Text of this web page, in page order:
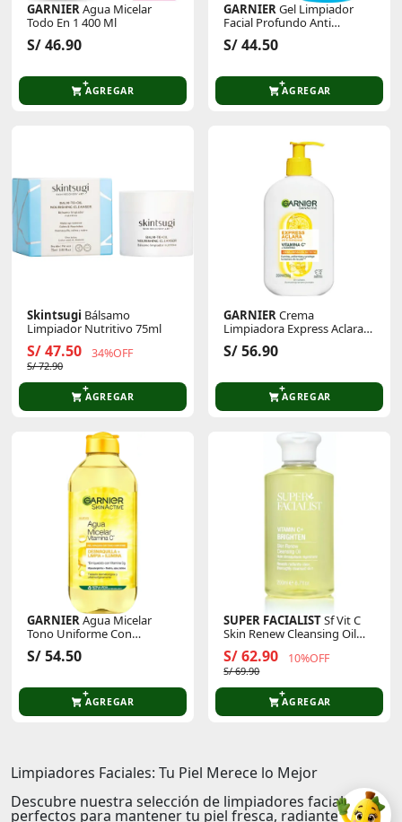
GARNIERAgua Micelar
Todo En 1 400 Ml
S/ 46.90
AGREGAR
GARNIERGel Limpiador
Facial Profundo Anti
Imperfecciones 150ml
S/ 44.50
AGREGAR
Skintsugi Bálsamo
Limpiador Nutritivo 75ml
S/ 47.50 34%OFF
S/ 72.90
AGREGAR
GARNIER Crema
Limpiadora Express Aclara
S/ 56.90
AGREGAR
GARNIERAgua Micelar
Tono Uniforme Con
Vitamina C
S/ 54.50
AGREGAR
SUPER FACIALISTSf Vit C
Skin Renew Cleansing Oil
200ml
S/ 62.90 10%OFF
S/ 69.90
AGREGAR
Limpiadores Faciales: Tu Piel Merece lo Mejor
Descubre nuestra selección de limpiadores faciales,
perfectos para mantener tu piel fresca, radiante y libre